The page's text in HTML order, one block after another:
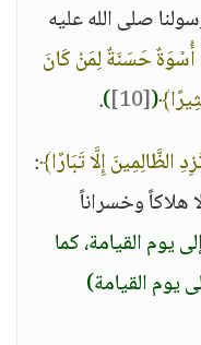
صلى الله عليه
أُسْوَةٌ حَسَنَةٌ لِمَنْ كَانَ
(
[10]
)
.
الظَّالِمِينَ إِلَّا تَبَارًا﴾:
هلاكاً وخسراناً
القيامة، كما
يوم القيامة)